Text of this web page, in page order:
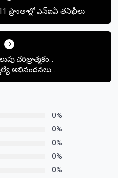
ప్రాంతాల్లో ఎన్ఐఏ తనిఖీలు
చరిత్రాత్మకం…
అభినందనలు…
0%
0%
0%
0%
0%